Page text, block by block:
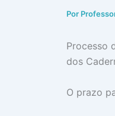
Por
Processo
dos
O prazo